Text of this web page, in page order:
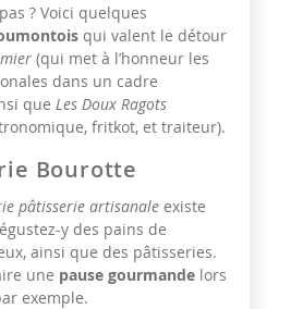
? Voici quelques
qui valent le détour
(qui met à l’honneur les
dans un cadre
que Les Doux Ragots
fritkot, et traiteur).
Bourotte
pâtisserie artisanale existe
y des pains de
ainsi que des pâtisseries.
une pause gourmande lors
exemple.